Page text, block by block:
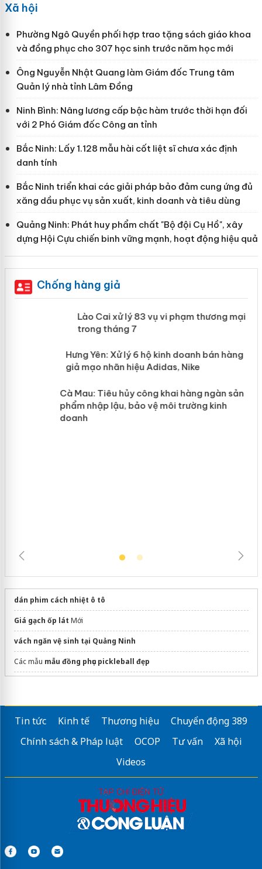
Xã hội
Phường Ngô Quyền phối hợp trao tặng sách giáo khoa
và đồng phục cho 307 học sinh trước năm học mới
Ông Nguyễn Nhật Quang làm Giám đốc Trung tâm
Quản lý nhà tỉnh Lâm Đồng
Ninh Bình: Nâng lương cấp bậc hàm trước thời hạn đối
với 2 Phó Giám đốc Công an tỉnh
Bắc Ninh: Lấy 1.128 mẫu hài cốt liệt sĩ chưa xác định
danh tính
Bắc Ninh triển khai các giải pháp bảo đảm cung ứng đủ
xăng dầu phục vụ sản xuất, kinh doanh và tiêu dùng
Quảng Ninh: Phát huy phẩm chất "Bộ đội Cụ Hồ", xây
dựng Hội Cựu chiến binh vững mạnh, hoạt động hiệu quả
Chống hàng giả
Lào Cai xử lý 83 vụ vi phạm thương
mại trong tháng 7
Hưng Yên: Xử lý 6 hộ kinh doanh bán
hàng giả mạo nhãn hiệu Adidas, Nike
dán phim cách nhiệt ô tô
Giá gạch ốp lát Mới
vách ngăn vệ sinh tại Quảng Ninh
Các mẫu mẫu đồng phục pickleball đẹp
ngành ngân hàngĐH Duy Tân
Du học nghề New Zealand
Tin tức Kinh tế Thương hiệu
Chuyển động 389
Chính sách & Pháp luật
OCOP Tư vấn
Xã hội
Videos